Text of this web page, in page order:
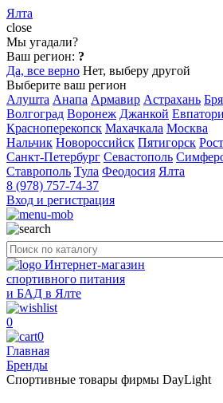
Ялта
close
Мы угадали?
Ваш регион: ?
Да, все верно Нет, выберу другой
Выберите ваш регион
Алушта Анапа Армавир Астрахань
Волгоград Воронеж Джанкой
Красноперекопск Махачкала Москва
Нальчик Новороссийск Пятигорск
Санкт-Петербург Севастополь
Ставрополь Тула Феодосия Ялта
8 (978) 757-74-37
Вход и регистрация
Интернет-магазин
спортивного питания
и БАД в Ялте
0
0
Главная
Бренды
Спортивные товары фирмы DayLight